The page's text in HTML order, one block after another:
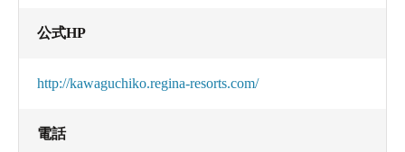
公式HP
http://kawaguchiko.regina-resorts.com/
電話